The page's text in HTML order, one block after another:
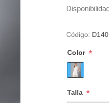
Código:
Color *
Talla *